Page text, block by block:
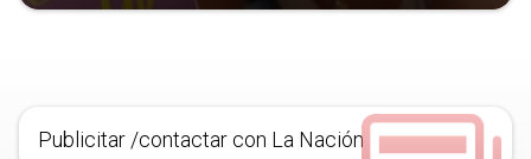
Publicitar /contactar con La Nación